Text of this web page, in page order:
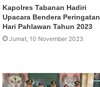
Kapolres Tabanan Hadiri
Upacara Bendera Peringatan
Hari Pahlawan Tahun 2023
Jumat, 10 November 2023